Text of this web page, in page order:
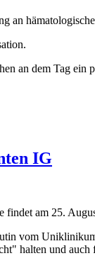
an
an dem Tag ein
IG
am 25.
vom
halten und auch